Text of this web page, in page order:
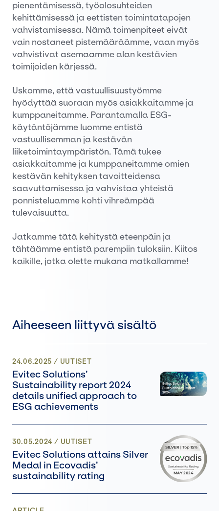
pienentämisessä, työolosuhteiden
kehittämisessä ja eettisten toimintatapojen
vahvistamisessa. Nämä toimenpiteet eivät
vain nostaneet pistemääräämme, vaan myös
vahvistivat asemaamme alan kestävien
toimijoiden kärjessä.
Uskomme, että vastuullisuustyömme
hyödyttää suoraan myös asiakkaitamme ja
kumppaneitamme. Parantamalla ESG-
käytäntöjämme luomme entistä
vastuullisemman ja kestävän
liiketoimintaympäristön. Tämä tukee
asiakkaitamme ja kumppaneitamme omien
kestävän kehityksen tavoitteidensa
saavuttamisessa ja vahvistaa yhteistä
ponnisteluamme kohti vihreämpää
tulevaisuutta.
Jatkamme tätä kehitystä eteenpäin ja
tähtäämme entistä parempiin tuloksiin. Kiitos
kaikille, jotka olette mukana matkallamme!
Aiheeseen liittyvä sisältö
24.06.2025 / UUTISET
Evitec Solutions’
Sustainability report 2024
details unified approach to
ESG achievements
30.05.2024 / UUTISET
Evitec Solutions attains Silver
Medal in Ecovadis’
sustainability rating